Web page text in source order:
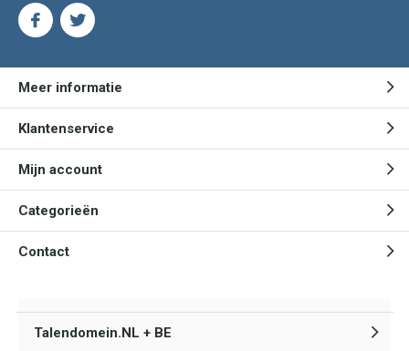
Meer informatie
Klantenservice
Mijn account
Categorieën
Contact
Talendomein.NL + BE